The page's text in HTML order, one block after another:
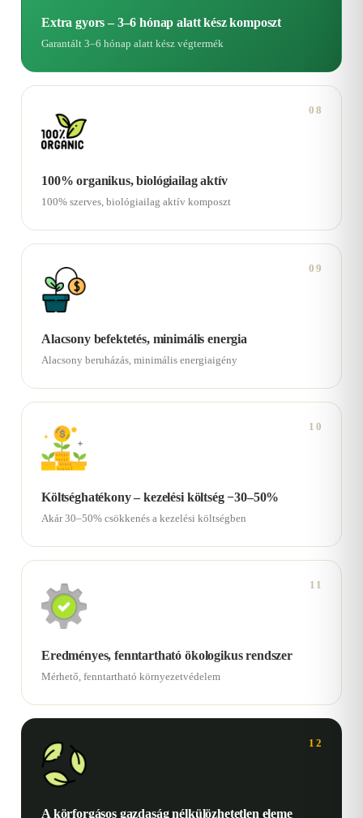
Extra gyors – 3–6 hónap alatt kész komposzt
Garantált 3–6 hónap alatt kész végtermék
08
100% organikus, biológiailag aktív
100% szerves, biológiailag aktív komposzt
09
Alacsony befektetés, minimális energia
Alacsony beruházás, minimális energiaigény
10
Költséghatékony – kezelési költség −30–50%
Akár 30–50% csökkenés a kezelési költségben
11
Eredményes, fenntartható ökologikus rendszer
Mérhető, fenntartható környezetvédelem
12
A körforgásos gazdaság nélkülözhetetlen eleme